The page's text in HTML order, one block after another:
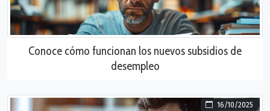
Conoce cómo funcionan los nuevos subsidios de
desempleo
16/10/2025